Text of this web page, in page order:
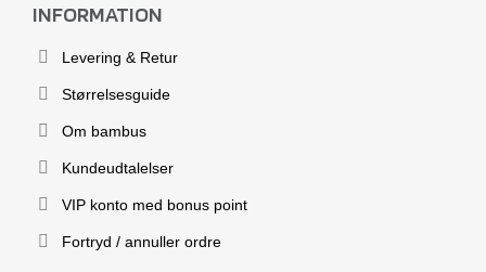
INFORMATION
Levering & Retur
Størrelsesguide
Om bambus
Kundeudtalelser
VIP konto med bonus point
Fortryd / annuller ordre